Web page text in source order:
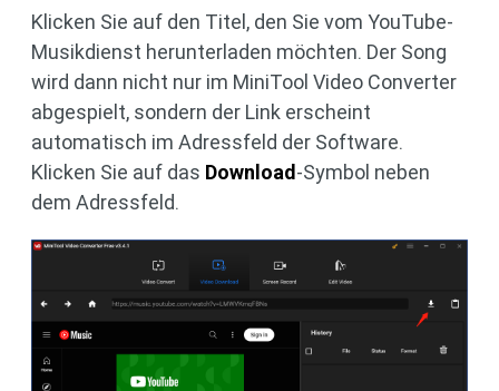
Klicken Sie auf den Titel, den Sie vom YouTube-
Musikdienst herunterladen möchten. Der Song
wird dann nicht nur im MiniTool Video Converter
abgespielt, sondern der Link erscheint
automatisch im Adressfeld der Software.
Klicken Sie auf das Download -Symbol neben
dem Adressfeld.